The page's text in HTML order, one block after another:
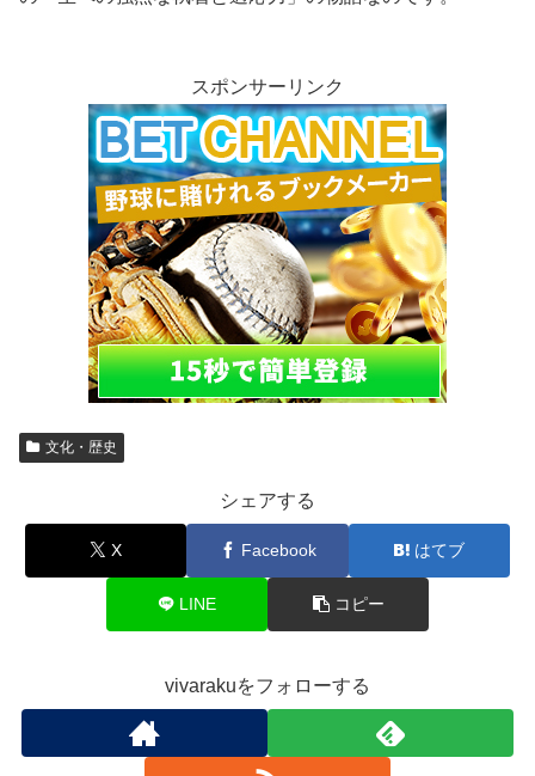
スポンサーリンク
文化・歴史
シェアする
X Facebook はてブ
LINE コピー
vivarakuをフォローする